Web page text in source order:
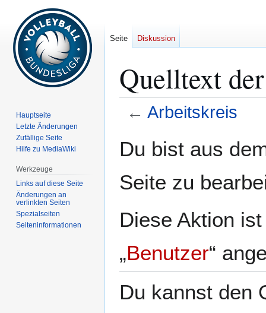
Quelltext
← Arbeitskreis
Navigation
Suche
Du bist aus
Seite zu
Diese Aktion
„Benutzer“
Du kannst den
Seite Diskussion
Hauptseite
Letzte Änderungen
Zufällige Seite
Hilfe zu MediaWiki
Werkzeuge
Links auf diese Seite
Änderungen an
verlinkten Seiten
Spezialseiten
Seiten­­informationen